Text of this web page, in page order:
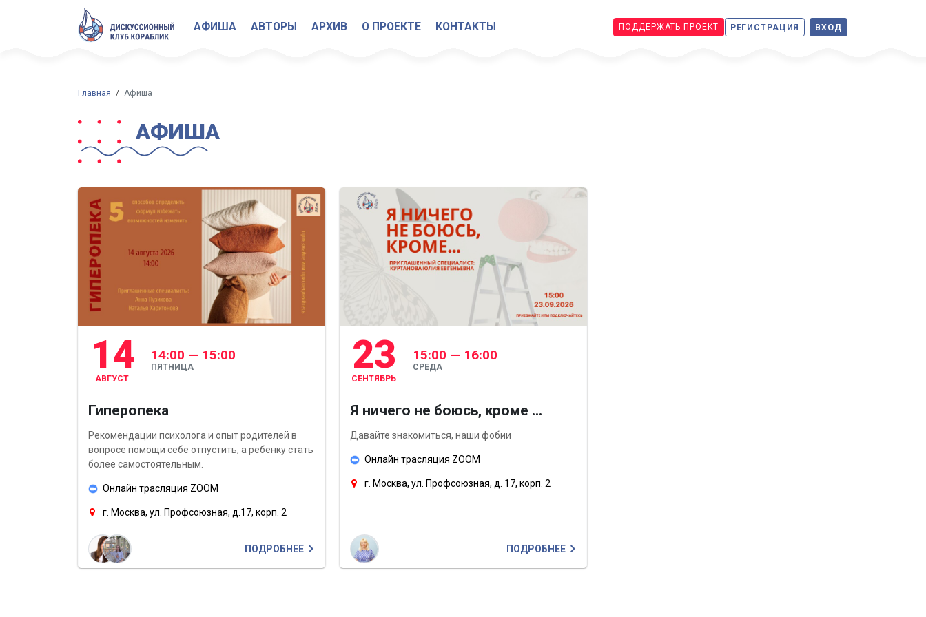
АФИША АВТОРЫ АРХИВ О ПРОЕКТЕ КОНТАКТЫ ПОДДЕРЖАТЬ ПРОЕКТ РЕГИСТРАЦИЯ ВХОД
Главная Афиша
АФИША
14
АВГУСТ
14:00 — 15:00
ПЯТНИЦА
Гиперопека
Рекомендации психолога и опыт родителей в
вопросе помощи себе отпустить, а ребенку стать
более самостоятельным.
Онлайн трасляция ZOOM
г. Москва, ул. Профсоюзная, д.17, корп. 2
ПОДРОБНЕЕ
23
СЕНТЯБРЬ
15:00 — 16:00
СРЕДА
Я ничего не боюсь, кроме ...
Давайте знакомиться, наши фобии
Онлайн трасляция ZOOM
г. Москва, ул. Профсоюзная, д. 17, корп. 2
ПОДРОБНЕЕ